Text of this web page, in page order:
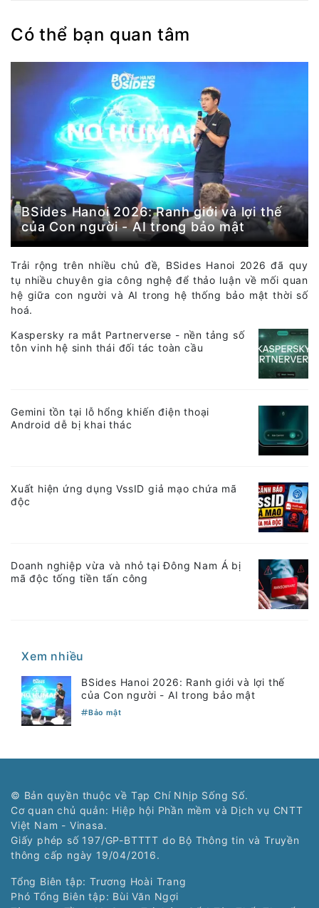
Có thể bạn quan tâm
BSides Hanoi 2026: Ranh giới và lợi thế
của Con người - AI trong bảo mật
Trải rộng trên nhiều chủ đề, BSides Hanoi 2026 đã quy
tụ nhiều chuyên gia công nghệ để thảo luận về mối quan
hệ giữa con người và AI trong hệ thống bảo mật thời số
hoá.
Kaspersky ra mắt Partnerverse - nền tảng số
tôn vinh hệ sinh thái đối tác toàn cầu
Gemini tồn tại lỗ hổng khiến điện thoại
Android dễ bị khai thác
Xuất hiện ứng dụng VssID giả mạo chứa mã
độc
Doanh nghiệp vừa và nhỏ tại Đông Nam Á bị
mã độc tống tiền tấn công
Xem nhiều
BSides Hanoi 2026: Ranh giới và lợi thế
của Con người - AI trong bảo mật
Bảo mật
© Bản quyền thuộc về Tạp Chí Nhịp Sống Số.
Cơ quan chủ quản: Hiệp hội Phần mềm và Dịch vụ CNTT
Việt Nam - Vinasa.
Giấy phép số 197/GP-BTTTT do Bộ Thông tin và Truyền
thông cấp ngày 19/04/2016.
Tổng Biên tập: Trương Hoài Trang
Phó Tổng Biên tập: Bùi Văn Ngợi